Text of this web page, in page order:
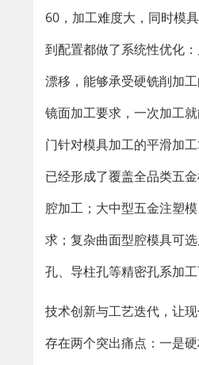
60，加工难度大，同时模
到配置都做了系统性优化
漂移，能够承受硬铣削加
镜面加工要求，一次加工
门针对模具加工的平滑加
已经形成了覆盖全品类五
腔加工；大中型五金注塑
求；复杂曲面型腔模具可
孔、导柱孔等精密孔系加
技术创新与工艺迭代，让
存在两个突出痛点：一是